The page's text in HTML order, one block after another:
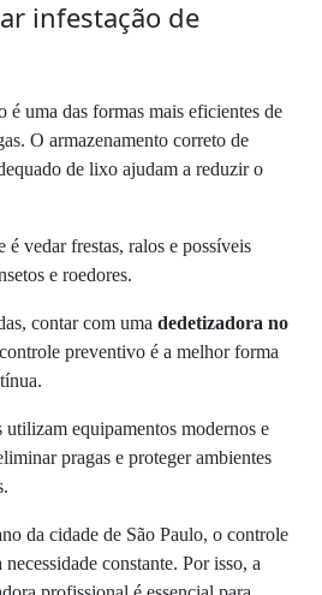
infestação de
é uma das formas mais eficientes de
O armazenamento correto de
de lixo ajudam a reduzir o
vedar frestas, ralos e possíveis
e roedores.
contar com uma dedetizadora no
preventivo é a melhor forma
utilizam equipamentos modernos e
pragas e proteger ambientes
da cidade de São Paulo, o controle
constante. Por isso, a